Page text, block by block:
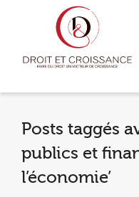
Posts taggés
publics et
l’économie’